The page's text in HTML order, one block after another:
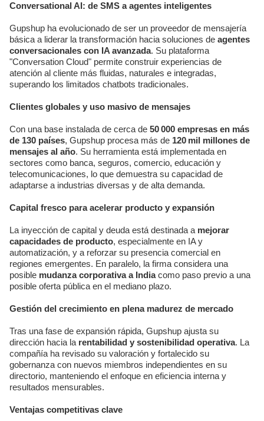
Conversational AI: de SMS a agentes inteligentes
Gupshup ha evolucionado de ser un proveedor de mensajería
básica a liderar la transformación hacia soluciones de agentes
conversacionales con IA avanzada. Su plataforma
"Conversation Cloud" permite construir experiencias de
atención al cliente más fluidas, naturales e integradas,
superando los limitados chatbots tradicionales.
Clientes globales y uso masivo de mensajes
Con una base instalada de cerca de 50 000 empresas en más
de 130 países, Gupshup procesa más de 120 mil millones de
mensajes al año. Su herramienta está implementada en
sectores como banca, seguros, comercio, educación y
telecomunicaciones, lo que demuestra su capacidad de
adaptarse a industrias diversas y de alta demanda.
Capital fresco para acelerar producto y expansión
La inyección de capital y deuda está destinada a mejorar
capacidades de producto, especialmente en IA y
automatización, y a reforzar su presencia comercial en
regiones emergentes. En paralelo, la firma considera una
posible mudanza corporativa a Indiacomo paso previo a una
posible oferta pública en el mediano plazo.
Gestión del crecimiento en plena madurez de mercado
Tras una fase de expansión rápida, Gupshup ajusta su
dirección hacia la rentabilidad y sostenibilidad operativa. La
compañía ha revisado su valoración y fortalecido su
gobernanza con nuevos miembros independientes en su
directorio, manteniendo el enfoque en eficiencia interna y
resultados mensurables.
Ventajas competitivas clave